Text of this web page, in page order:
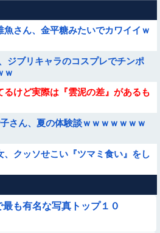
魚さん、金平糖みたいでカワイイｗ
ジブリキャラのコスプレでチンポ
ｗ
けど実際は『雲泥の差』があるも
さん、夏の体験談ｗｗｗｗｗｗｗ
、クッソせこい『ツマミ食い』をし
可愛すぎると話題にｗｗｗｗｗｗｗ
の『レズプレイ』を見てドン引
最も有名な写真トップ１０